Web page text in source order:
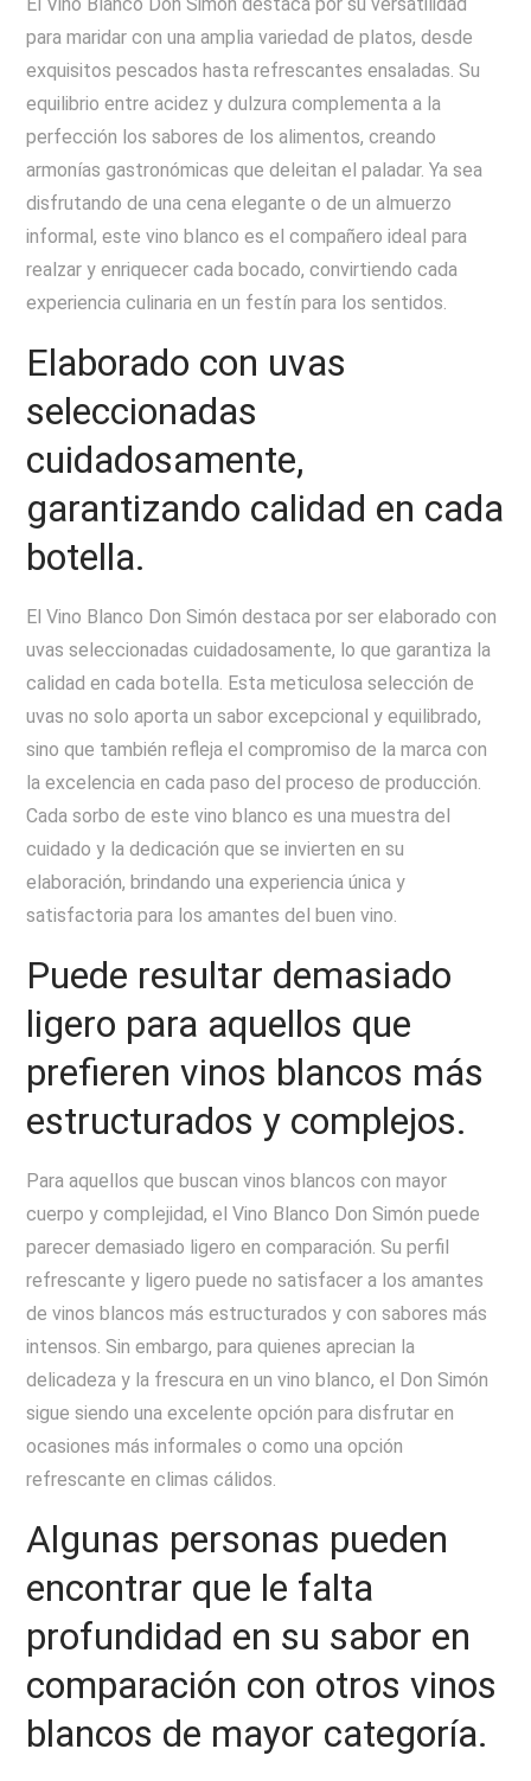
para maridar con una amplia variedad de platos, desde
exquisitos pescados hasta refrescantes ensaladas. Su
equilibrio entre acidez y dulzura complementa a la
perfección los sabores de los alimentos, creando
armonías gastronómicas que deleitan el paladar. Ya sea
disfrutando de una cena elegante o de un almuerzo
informal, este vino blanco es el compañero ideal para
realzar y enriquecer cada bocado, convirtiendo cada
experiencia culinaria en un festín para los sentidos.
Elaborado con uvas
seleccionadas
cuidadosamente,
garantizando calidad en cada
botella.
El Vino Blanco Don Simón destaca por ser elaborado con
uvas seleccionadas cuidadosamente, lo que garantiza la
calidad en cada botella. Esta meticulosa selección de
uvas no solo aporta un sabor excepcional y equilibrado,
sino que también refleja el compromiso de la marca con
la excelencia en cada paso del proceso de producción.
Cada sorbo de este vino blanco es una muestra del
cuidado y la dedicación que se invierten en su
elaboración, brindando una experiencia única y
satisfactoria para los amantes del buen vino.
Puede resultar demasiado
ligero para aquellos que
prefieren vinos blancos más
estructurados y complejos.
Para aquellos que buscan vinos blancos con mayor
cuerpo y complejidad, el Vino Blanco Don Simón puede
parecer demasiado ligero en comparación. Su perfil
refrescante y ligero puede no satisfacer a los amantes
de vinos blancos más estructurados y con sabores más
intensos. Sin embargo, para quienes aprecian la
delicadeza y la frescura en un vino blanco, el Don Simón
sigue siendo una excelente opción para disfrutar en
ocasiones más informales o como una opción
refrescante en climas cálidos.
Algunas personas pueden
encontrar que le falta
profundidad en su sabor en
comparación con otros vinos
blancos de mayor categoría.